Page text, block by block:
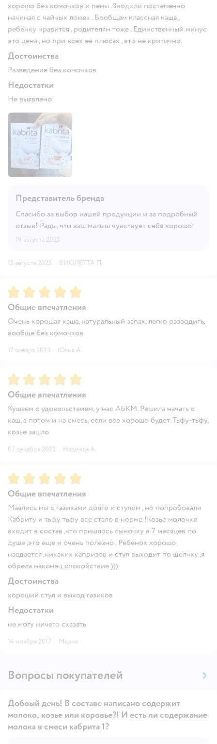
хорошо без комочков и пены .Вводили постепенно
начиная с чайных ложек . Вообщем классная каша ,
ребенку нравится , родителям тоже . Единственный минус
это цена , но при всех ее плюсах , это не критично.
Достоинства
Разведение без комочков
Недостатки
Не выявлено
Представитель бренда
Спасибо за выбор нашей продукции и за подробный
отзыв! Рады, что ваш малыш чувствует себя хорошо!
19 августа 2025
15 августа 2025 · ВИОЛЕТТА П.
Рейтинг:5
Общие впечатления
Очень хорошая каша, натуральный запах, легко разводить,
вообще без комочков
17 января 2023 · Юлия А.
Рейтинг:5
Общие впечатления
Кушаем с удовольствием, у нас АБКМ. Решила начать с
каш, а потом и на смесь, если все хорошо будет. Тьфу-тьфу,
козье зашло
07 декабря 2022 · Надежда А.
Рейтинг:5
Общие впечатления
Маялись мы с газиками долго и стулом , но попробовали
Кабриту и тьфу тьфу все стало в норме !Козье молочко
входит в состав ,что пришлось сыночку в 7 месяцев по
душе ,это еще и очень полезно . Ребенок хорошо
наедается ,никаких капризов и стул выходит по щелчку ,я
обрела наконец спокойствие )))
Достоинства
хороший стул и выход газиков
Недостатки
не могу ничего сказать
14 ноября 2017 · Мария
Вопросы покупателей
Добоый день! В составе написано содержит
молоко, козье или коровье?! И есть ли содержание
молока в смеси кабрита 1?